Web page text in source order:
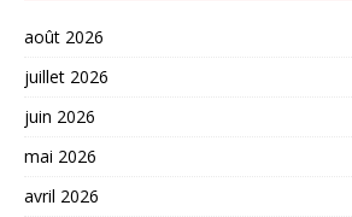
août 2026
juillet 2026
juin 2026
mai 2026
avril 2026